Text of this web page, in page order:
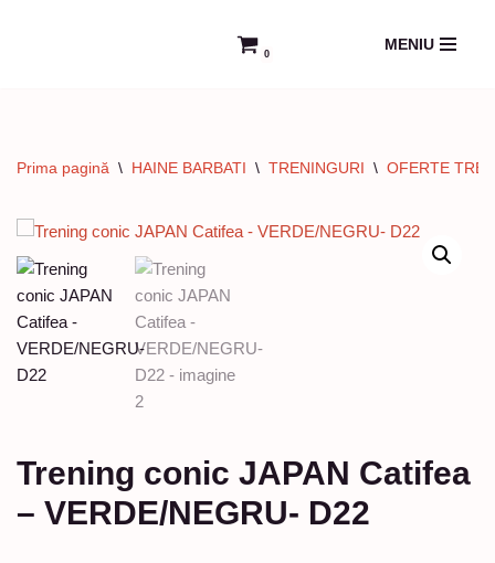
0
MENIU
Prima pagină \ HAINE BARBATI \ TRENINGURI \ OFERTE
Trening conic JAPAN Catifea
– VERDE/NEGRU- D22